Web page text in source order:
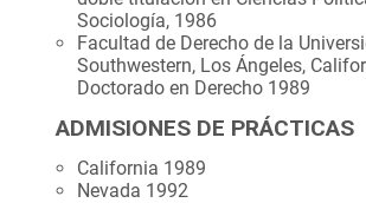
Sociología, 1986
Facultad de Derecho de la
Southwestern, Los Ángeles,
Doctorado en Derecho 1989
ADMISIONES DE PRÁCTICAS
California 1989
Nevada 1992